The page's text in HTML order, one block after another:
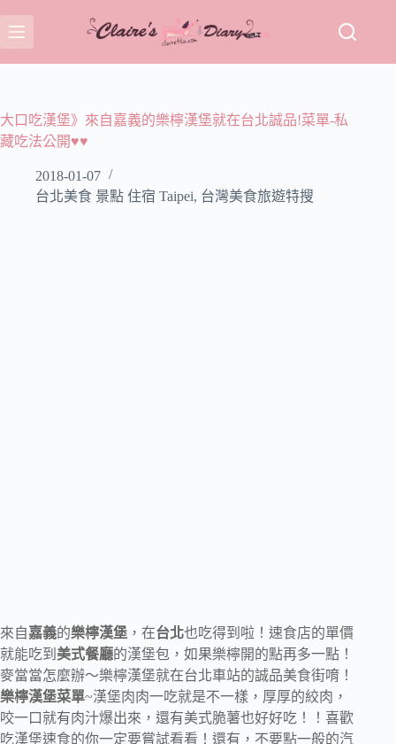
至
主
容
大口吃漢堡》來自嘉義的樂檸漢堡就在台北誠品!菜單-私
藏吃法公開♥♥
2018-01-07
台北美食 景點 住宿 Taipei, 台灣美食旅遊特搜
來自嘉義的樂檸漢堡 ，在台北也吃得到啦！速食店的單價
就能吃到 美式餐廳的漢堡包，如果樂檸開的點再多一點！
麥當當怎麼辦～樂檸漢堡就在台北車站的誠品美食街唷！
樂檸漢堡菜單~漢堡肉肉一吃就是不一樣，厚厚的絞肉，
咬一口就有肉汁爆出來，還有美式脆薯也好好吃！！喜歡
吃漢堡速食的你一定要嘗試看看！還有，不要點一般的汽